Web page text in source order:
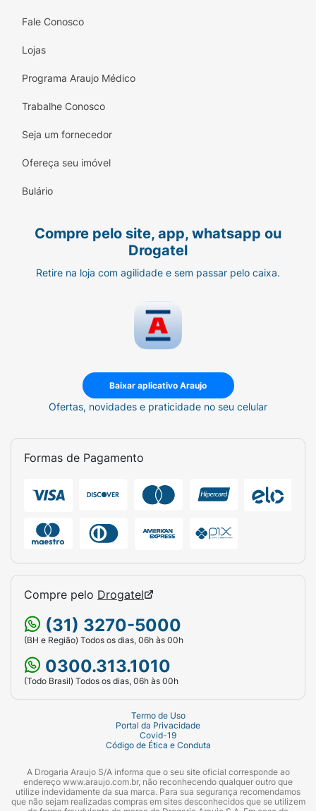
Fale Conosco
Lojas
Programa Araujo Médico
Trabalhe Conosco
Seja um fornecedor
Ofereça seu imóvel
Bulário
Compre pelo site, app, whatsapp ou
Drogatel
Retire na loja com agilidade e sem passar pelo caixa.
Baixar aplicativo Araujo
Ofertas, novidades e praticidade no seu celular
Formas de Pagamento
Compre pelo Drogatel
(31) 3270-5000
(BH e Região) Todos os dias, 06h às 00h
0300.313.1010
(Todo Brasil) Todos os dias, 06h às 00h
Termo de Uso
Portal da Privacidade
Covid-19
Código de Ética e Conduta
A Drogaria Araujo S/A informa que o seu site oficial corresponde ao
endereço www.araujo.com.br, não reconhecendo qualquer outro que
utilize indevidamente da sua marca. Para sua segurança recomendamos
que não sejam realizadas compras em sites desconhecidos que se utilizem